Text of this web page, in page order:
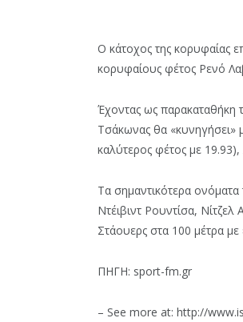
Ο κάτοχος της κορυφαίας
κορυφαίους φέτος Ρενό
Έχοντας ως παρακαταθήκη
Τσάκωνας θα «κυνηγήσει»
καλύτερος φέτος με
Τα σημαντικότερα ονόματα
Ντέιβιντ Ρουντίσα,
Στάουερς στα 100 μέτρα με
ΠΗΓΗ: sport-fm.gr
– See more at: http://